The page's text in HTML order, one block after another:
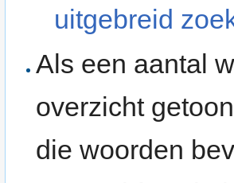
uitgebreid
Als een aantal
overzicht
die woorden